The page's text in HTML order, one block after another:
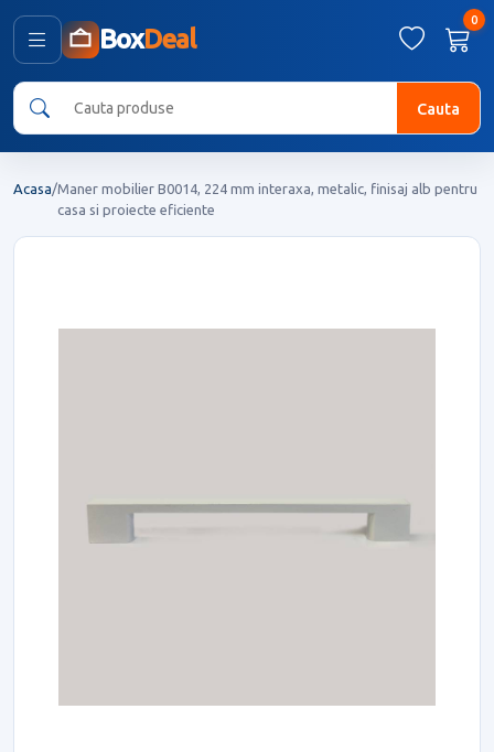
BoxDeal
0
Cauta
Acasa/Maner mobilier B0014, 224 mm interaxa, metalic, finisaj alb pentru
casa si proiecte eficiente